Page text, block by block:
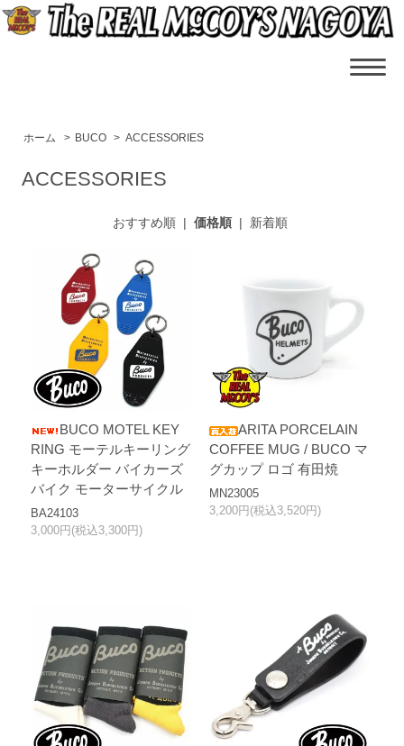
ホーム > BUCO > ACCESSORIES
ACCESSORIES
おすすめ順| 価格順| 新着順
BUCO MOTEL KEY
RING モーテルキーリング
キーホルダー バイカーズ
バイク モーターサイクル
BA24103
3,000円(税込3,300円)
ARITA PORCELAIN
COFFEE MUG / BUCO マ
グカップ ロゴ 有田焼
MN23005
3,200円(税込3,520円)